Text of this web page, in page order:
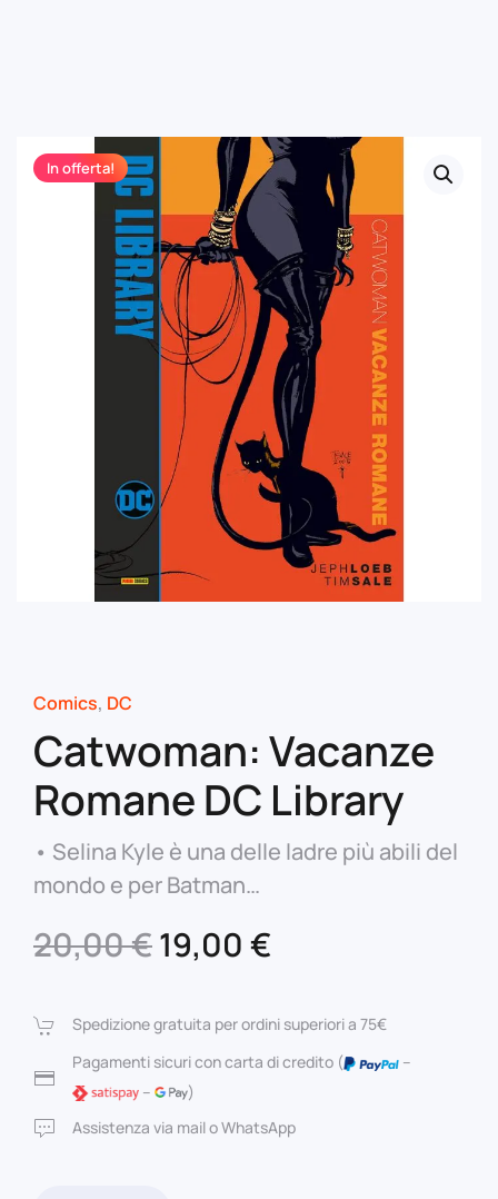
In offerta!
Comics, DC
Catwoman: Vacanze
Romane DC Library
• Selina Kyle è una delle ladre più abili del
mondo e per Batman…
20,00€Il
originale
era:
20,00 €.
19,00 €
attuale
è:
Spedizione gratuita per ordini superiori a 75€
Pagamenti sicuri con carta di credito (
–
–
)
Assistenza via mail o WhatsApp